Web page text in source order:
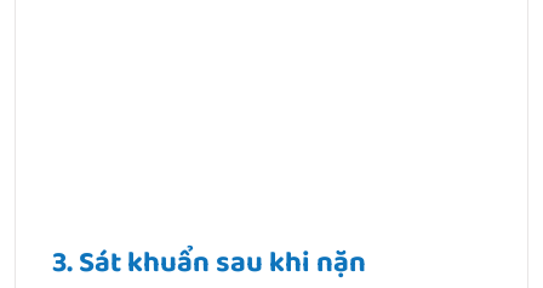
3. Sát khuẩn sau khi nặn